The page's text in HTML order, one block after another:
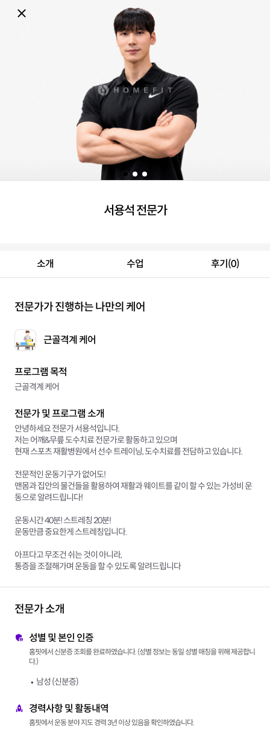
소개 수업 후기(0)
전문가가 진행하는 나만의 케어
근골격계 케어
프로그램 목적
근골격계 케어
전문가 및 프로그램 소개
안녕하세요 전문가 서용석입니다.
저는 어깨&무릎 도수치료 전문가로 활동하고 있으며
현재 스포츠 재활병원에서 선수 트레이닝, 도수치료를 전담하고 있습니다.
전문적인 운동기구가 없어도!
맨몸과 집안의 물건들을 활용하여 재활과 웨이트를 같이 할 수 있는 가성비 운
동으로 알려드립니다!
운동시간 40분! 스트레칭 20분!
운동만큼 중요한게 스트레칭입니다.
아프다고 무조건 쉬는 것이 아니라,
통증을 조절해가며 운동을 할 수 있도록 알려드립니다
전문가 소개
성별 및 본인 인증
홈핏에서 신분증 조회를 완료하였습니다. (성별 정보는 동일 성별 매칭을 위해 제공합니
다.)
남성 (신분증)
경력사항 및 활동내역
홈핏에서 운동 분야 지도 경력 3년 이상 있음을 확인하였습니다.
서용석 전문가